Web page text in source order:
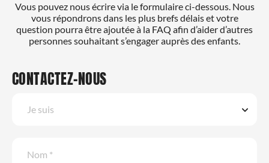
Vous pouvez nous écrire via le formulaire ci-dessous. Nous
vous répondrons dans les plus brefs délais et votre
question pourra être ajoutée à la FAQ afin d’aider d’autres
personnes souhaitant s’engager auprès des enfants.
CONTACTEZ-NOUS
Je suis